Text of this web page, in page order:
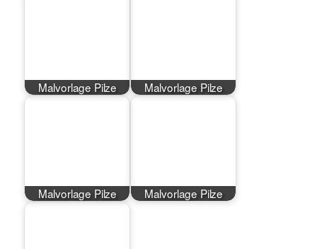
Malvorlage Pilze Malvorlage Pilze
Malvorlage Pilze Malvorlage Pilze